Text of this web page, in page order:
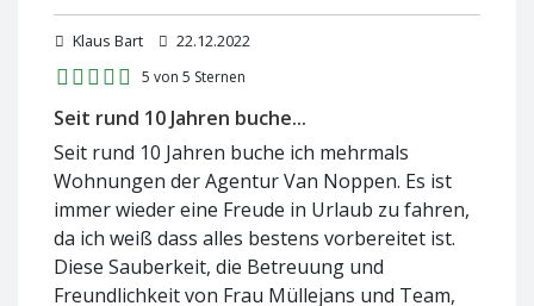
Klaus Bart 22.12.2022
5 von 5 Sternen
Seit rund 10 Jahren buche...
Seit rund 10 Jahren buche ich mehrmals
Wohnungen der Agentur Van Noppen. Es ist
immer wieder eine Freude in Urlaub zu fahren,
da ich weiß dass alles bestens vorbereitet ist.
Diese Sauberkeit, die Betreuung und
Freundlichkeit von Frau Müllejans und Team,